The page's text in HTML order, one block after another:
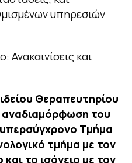
υπηρεσιών
Ανακαινίσεις και
Θεραπευτηρίου
αναδιαμόρφωση του
Τμήμα
τμήμα με τον
το ισόγειο με τον